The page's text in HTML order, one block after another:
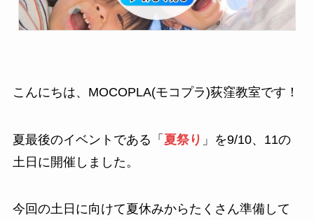
こんにちは、MOCOPLA(モコプラ)荻窪教室です！
夏最後のイベントである「 夏祭り 」を9/10、11の
土日に開催しました。
今回の土日に向けて夏休みからたくさん準備して